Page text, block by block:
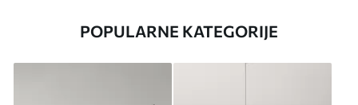
POPULARNE KATEGORIJE